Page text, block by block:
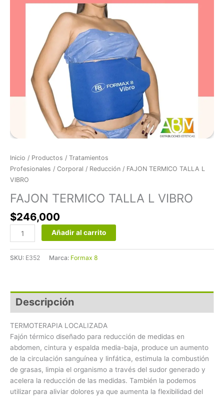
Inicio / Productos / Tratamientos
Profesionales / Corporal / Reducción / FAJON TERMICO TALLA L
VIBRO
FAJON TERMICO TALLA L VIBRO
$246,000
Añadir al carrito
SKU: E352 Marca: Formax 8
Descripción
TERMOTERAPIA LOCALIZADA
Fajón térmico diseñado para reducción de medidas en
abdomen, cintura y espalda media-baja, produce un aumento
de la circulación sanguínea y linfática, estimula la combustión
de grasas, limpia el organismo a través del sudor generado y
acelera la reducción de las medidas. También la podemos
utilizar para aliviar dolores ya que aumenta la flexibilidad del